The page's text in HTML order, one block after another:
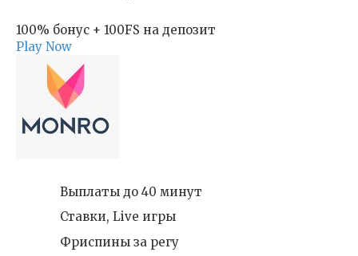
100% бонус + 100FS на депозит
Play Now
Выплаты до 40 минут
Ставки, Live игры
Фриспины за регу